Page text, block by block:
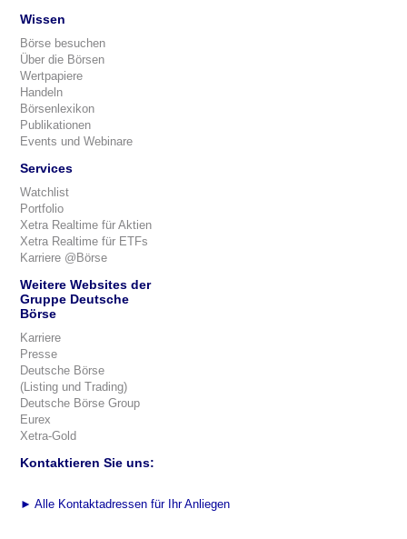
Wissen
Börse besuchen
Über die Börsen
Wertpapiere
Handeln
Börsenlexikon
Publikationen
Events und Webinare
Services
Watchlist
Portfolio
Xetra Realtime für Aktien
Xetra Realtime für ETFs
Karriere @Börse
Weitere Websites der
Gruppe Deutsche
Börse
Karriere
Presse
Deutsche Börse
(Listing und Trading)
Deutsche Börse Group
Eurex
Xetra-Gold
Kontaktieren Sie uns:
► Alle Kontaktadressen für Ihr Anliegen